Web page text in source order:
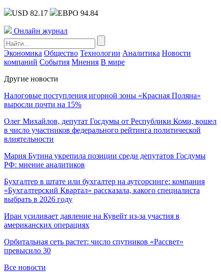
USD 82.17 ЕВРО 94.84
Онлайн журнал
Экономика Общество Технологии Аналитика Новости
компаний События Мнения В мире
Другие новости
Налоговые поступления игорной зоны «Красная Поляна»
выросли почти на 15%
Олег Михайлов, депутат Госдумы от Республики Коми, вошел
в число участников федерального рейтинга политической
влиятельности
Мария Бутина укрепила позиции среди депутатов Госдумы
РФ: мнение аналитиков
Бухгалтер в штате или бухгалтер на аутсорсинге: компания
«Бухгалтерский Квартал» рассказала, какого специалиста
выбрать в 2026 году
Иран усиливает давление на Кувейт из-за участия в
американских операциях
Орбитальная сеть растет: число спутников «Рассвет»
превысило 30
Все новости